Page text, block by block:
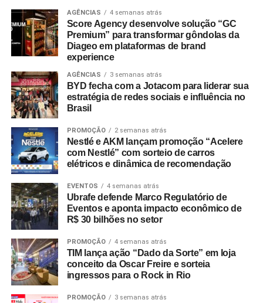
AGÊNCIAS 4 semanas atrás
Score Agency desenvolve solução “GC
Premium” para transformar gôndolas da
Diageo em plataformas de brand
experience
AGÊNCIAS 3 semanas atrás
BYD fecha com a Jotacom para liderar sua
estratégia de redes sociais e influência no
Brasil
PROMOÇÃO 2 semanas atrás
Nestlé e AKM lançam promoção “Acelere
com Nestlé” com sorteio de carros
elétricos e dinâmica de recomendação
EVENTOS 4 semanas atrás
Ubrafe defende Marco Regulatório de
Eventos e aponta impacto econômico de
R$ 30 bilhões no setor
PROMOÇÃO 4 semanas atrás
TIM lança ação “Dado da Sorte” em loja
conceito da Oscar Freire e sorteia
ingressos para o Rock in Rio
PROMOÇÃO 3 semanas atrás